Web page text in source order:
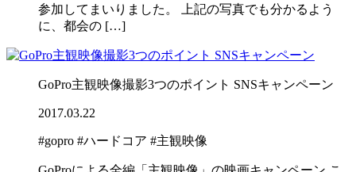
参加してまいりました。 上記の写真でも分かるよう
に、都会の […]
GoPro主観映像撮影3つのポイント SNSキャンペーン
2017.03.22
#gopro #ハードコア #主観映像